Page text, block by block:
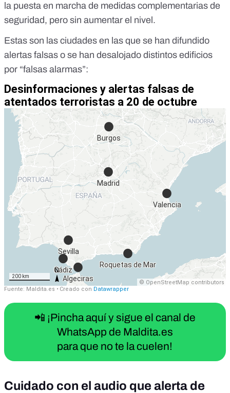
la puesta en marcha de medidas complementarias de
seguridad, pero sin aumentar el nivel.
Estas son las ciudades en las que se han difundido
alertas falsas o se han desalojado distintos edificios
por “falsas alarmas”:
📲 ¡Pincha aquí y sigue el canal de
WhatsApp de Maldita.es
para que no te la cuelen!
Cuidado con el audio que alerta de